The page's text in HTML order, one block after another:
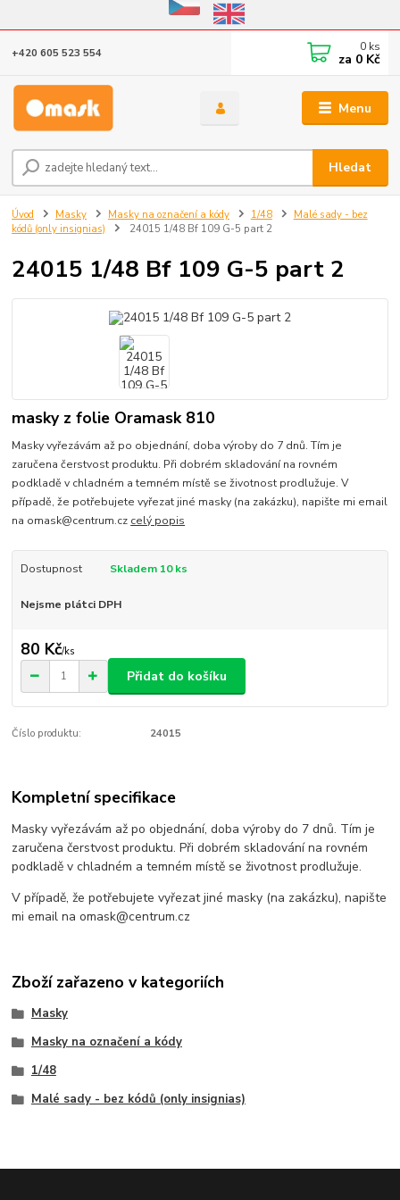
Eshop v provozu do 31.10.2026
Menu
Hledat
+420 605 523 554 0 ks
za 0 Kč
Úvod Masky Masky na označení a kódy 1/48
Malé sady - bez
kódů (only insignias)
24015 1/48 Bf 109 G-5 part 2
24015 1/48 Bf 109 G-5 part 2
masky z folie Oramask 810
Masky vyřezávám až po objednání, doba výroby do 7 dnů. Tím je
zaručena čerstvost produktu. Při dobrém skladování na rovném
podkladě v chladném a temném místě se životnost prodlužuje. V
případě, že potřebujete vyřezat jiné masky (na zakázku), napište mi email
na omask@centrum.cz celý popis
Dostupnost Skladem 10 ks
Nejsme plátci DPH
80 Kč/ks
Přidat do košíku
Číslo produktu: 24015
Kompletní specifikace
Masky vyřezávám až po objednání, doba výroby do 7 dnů. Tím je
zaručena čerstvost produktu. Při dobrém skladování na rovném
podkladě v chladném a temném místě se životnost prodlužuje.
V případě, že potřebujete vyřezat jiné masky (na zakázku), napište
mi email na omask@centrum.cz
Zboží zařazeno v kategoriích
Masky
Masky na označení a kódy
1/48
Malé sady - bez kódů (only insignias)